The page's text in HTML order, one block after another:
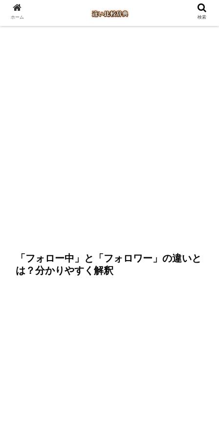
「フォロー中」と「フォロワー」の違いと
は？分かりやすく解釈
ホーム 検索